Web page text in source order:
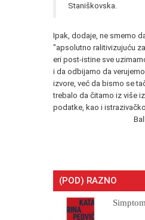
Staniškovska.
Ipak, dodaje, ne smemo
"apsolutno ralitivizujuću
eri post-istine sve
i da odbijamo da
izvore, već da bismo se
trebalo da čitamo iz više
podatke, kao i
(POD) RAZNO